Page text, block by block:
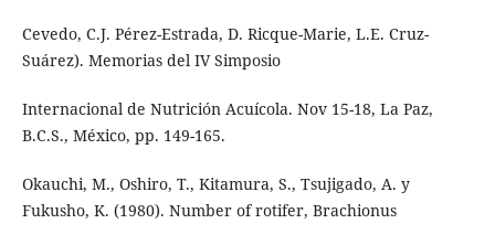
Cevedo, C.J. Pérez-Estrada, D. Ricque-Marie, L.E. Cruz-
Suárez). Memorias del IV Simposio
Internacional de Nutrición Acuícola. Nov 15-18, La Paz,
B.C.S., México, pp. 149-165.
Okauchi, M., Oshiro, T., Kitamura, S., Tsujigado, A. y
Fukusho, K. (1980). Number of rotifer, Brachionus